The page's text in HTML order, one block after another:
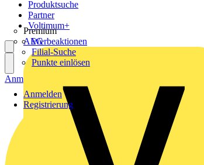
Produktsuche
Partner
Premium
AEG
Voltimum+
Werbeaktionen
Filial-Suche
Punkte einlösen
Anmelden
Registrierung
Anmelden